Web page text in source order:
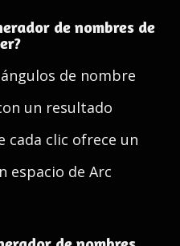
de nombres de
de nombre
un resultado
cada clic ofrece un
espacio de Arc